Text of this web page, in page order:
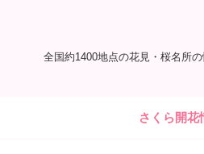
全国約1400地点の花見・桜名所の
さくら開花